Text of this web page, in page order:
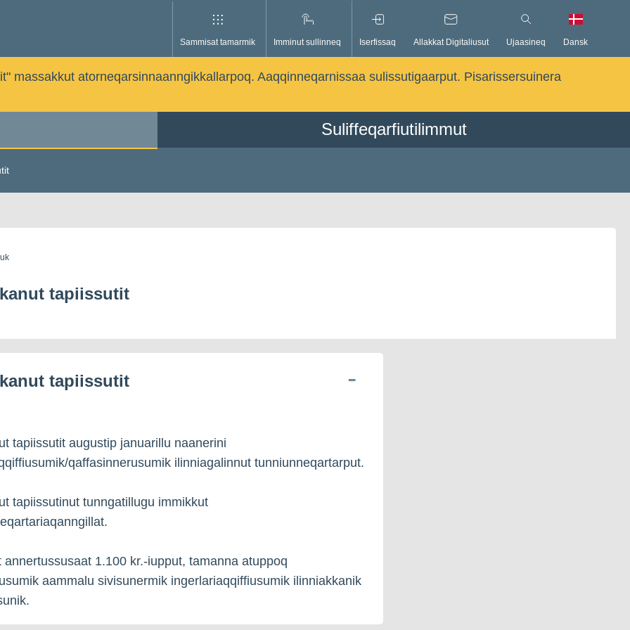
Sammisat tamarmik Imminut sullinneq Iserfissaq Allakkat Digitaliusut Ujaasineq Dansk
massakkut atorneqarsinnaanngikkallarpoq. Aaqqinneqarnissaa sulissutigaarput. Pisarissersuinera
Suliffeqarfiutilimmut
tapiissutit
tapiissutit
tapiissutit augustip januarillu naanerini
qaffasinnerusumik ilinniagalinnut tunniunneqartarput.
tapiissutinut tunngatillugu immikkut
annertussusaat 1.100 kr.-iupput, tamanna atuppoq
aammalu sivisunermik ingerlariaqqiffiusumik ilinniakkanik